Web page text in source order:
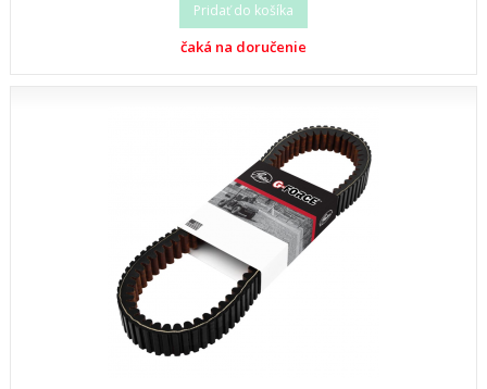
Pridať do košíka
čaká na doručenie